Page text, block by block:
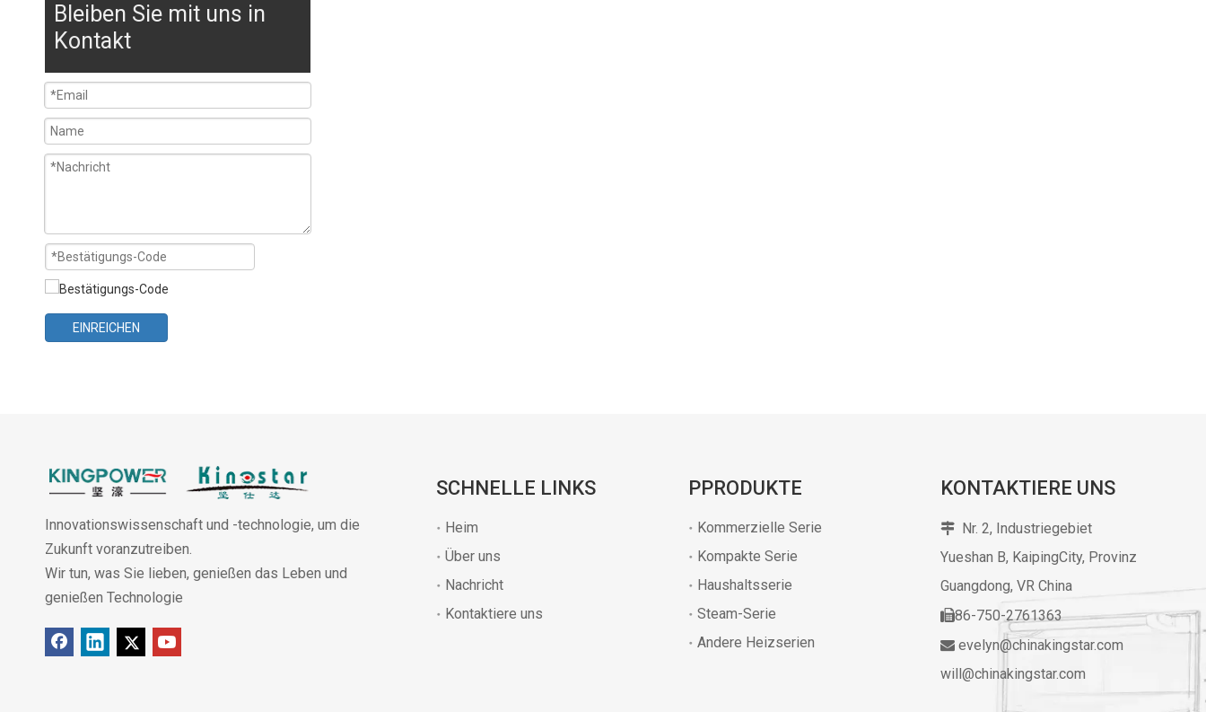
Bleiben Sie mit uns in
Kontakt
EINREICHEN
Innovationswissenschaft und -technologie, um die
Zukunft voranzutreiben.
Wir tun, was Sie lieben, genießen das Leben und
genießen Technologie
SCHNELLE LINKS
Heim
Über uns
Nachricht
Kontaktiere uns
PPRODUKTE
Kommerzielle Serie
Kompakte Serie
Haushaltsserie
Steam-Serie
Andere Heizserien
KONTAKTIERE UNS
 Nr. 2, Industriegebiet
Yueshan B, KaipingCity, Provinz
Guangdong,VR China
86-750-2761363
 evelyn@chinakingstar.com
will@chinakingstar.com